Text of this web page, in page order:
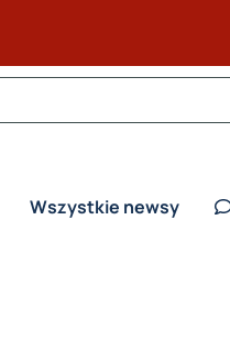
Wszystkie newsy